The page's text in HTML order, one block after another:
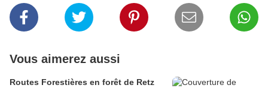
Vous aimerez aussi
Routes Forestières en forêt de Retz